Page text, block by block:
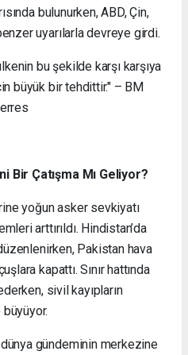
bulunurken, ABD, Çin,
uyarılarla devreye girdi.
bu şekilde karşı karşıya
büyük bir tehdittir." – BM
Bir Çatışma Mı Geliyor?
yoğun asker sevkiyatı
arttırıldı. Hindistan’da
Pakistan hava
kapattı. Sınır hattında
sivil kayıpların
gündeminin merkezine